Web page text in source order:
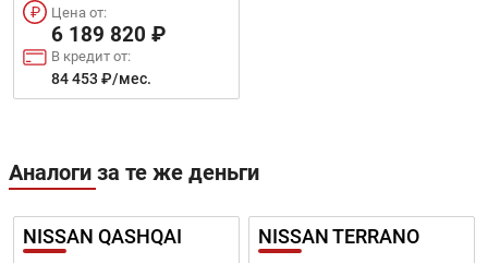
Цена от:
6 189 820 ₽
В кредит от:
84 453 ₽/мес.
Аналоги за те же деньги
NISSAN QASHQAI NISSAN TERRANO